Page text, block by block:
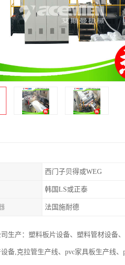
西门子贝得或WEG
韩国LS或正泰
法国施耐德
生产：塑料板片设备、塑料管材设备
备,克拉管生产线、pvc家具板生产线、